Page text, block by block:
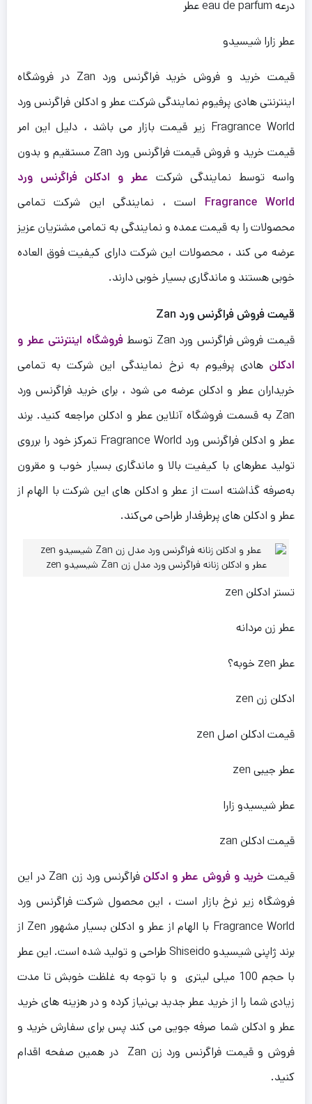
عطر eau de parfum درعه
عطر زارا شیسیدو
قیمت خرید و فروش خرید فراگرنس ورد Zan در فروشگاه
اینترنتی هادی پرفیوم نمایندگی شرکت عطر و ادکلن فراگرنس ورد
Fragrance World زیر قیمت بازار می باشد ، دلیل این امر
قیمت خرید و فروش قیمت فراگرنس ورد Zan مستقیم و بدون
واسه توسط نمایندگی شرکت عطر و ادکلن فراگرنس ورد
Fragrance World
است ، نمایندگی این شرکت تمامی
محصولات را به قیمت عمده و نمایندگی به تمامی مشتریان عزیز
عرضه می کند ، محصولات این شرکت دارای کیفیت فوق العاده
خوبی هستند و ماندگاری بسیار خوبی دارند.
قیمت فروش فراگرنس ورد Zan
قیمت فروش فراگرنس ورد Zan توسط
فروشگاه اینترنتی عطر و
ادکلن هادی پرفیوم به نرخ نمایندگی این شرکت به تمامی
خریداران عطر و ادکلن عرضه می شود ، برای خرید فراگرنس ورد
Zan به قسمت فروشگاه آنلاین عطر و ادکلن مراجعه کنید. برند
عطر و ادکلن فراگرنس ورد Fragrance World تمرکز خود را برروی
تولید عطرهای با کیفیت بالا و ماندگاری بسیار خوب و مقرون‌
به‌صرفه گذاشته است از عطر و ادکلن های این شرکت با الهام از
عطر و ادکلن های پرطرفدار طراحی می‌کند.
عطر و ادکلن زنانه فراگرنس ورد مدل زن Zan شیسیدو zen
تستر ادکلن zen
عطر زن مردانه
عطر zen خوبه؟
ادکلن زن zen
قیمت ادکلن اصل zen
عطر جیبی zen
عطر شیسیدو زارا
قیمت ادکلن zan
قیمت خرید و فروش عطر و ادکلن
فراگرنس ورد زن Zan در این
فروشگاه زیر نرخ بازار است ، این محصول شرکت فراگرنس ورد
Fragrance World با الهام از عطر و ادکلن بسیار مشهور Zen از
برند ژاپنی شیسیدو Shiseido طراحی و تولید شده است. این عطر
با حجم 100 میلی‌ لیتری و با توجه به غلظت خوبش تا مدت
زیادی شما را از خرید عطر جدید بی‌نیاز کرده و در هزینه های خرید
عطر و ادکلن شما صرفه جویی می کند پس برای سفارش خرید و
فروش و قیمت فراگرنس ورد زن Zan در همین صفحه اقدام
کنید.